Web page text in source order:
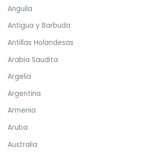
Anguila
Antigua y Barbuda
Antillas Holandesas
Arabia Saudita
Argelia
Argentina
Armenia
Aruba
Australia